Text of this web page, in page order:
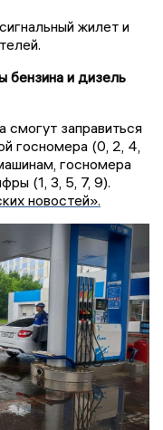
жилет и
бензина и дизель
заправиться
госномера (0, 2, 4,
госномера
(1, 3, 5, 7, 9).
новостей».